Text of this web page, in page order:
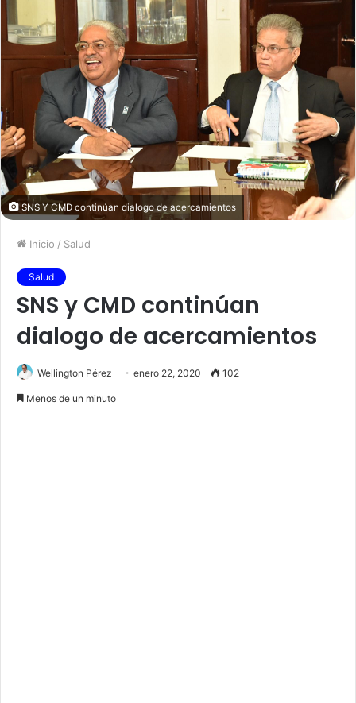
SNS Y CMD continúan dialogo de acercamientos
Inicio / Salud
Salud
SNS y CMD continúan
dialogo de acercamientos
Wellington Pérez enero 22, 2020 102
Menos de un minuto